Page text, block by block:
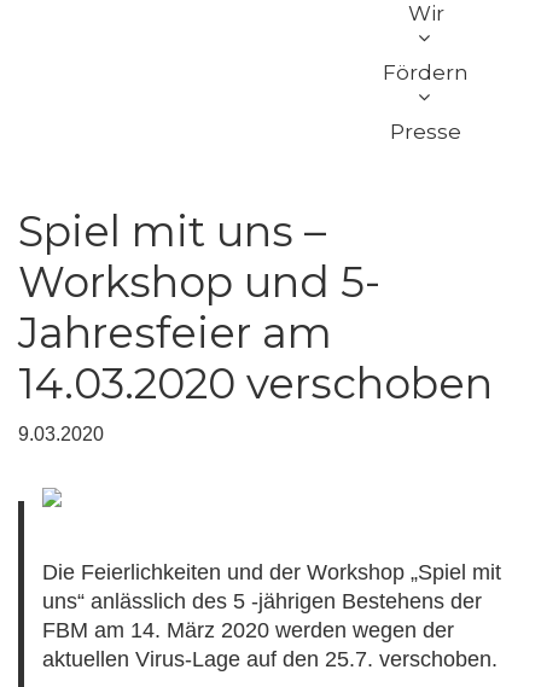
Wir
Fördern
Presse
Spiel mit uns –
Workshop und 5-
Jahresfeier am
14.03.2020 verschoben
9.03.2020
Die Feierlichkeiten und der Workshop „Spiel mit
uns“ anlässlich des 5 -jährigen Bestehens der
FBM am 14. März 2020 werden wegen der
aktuellen Virus-Lage auf den 25.7. verschoben.